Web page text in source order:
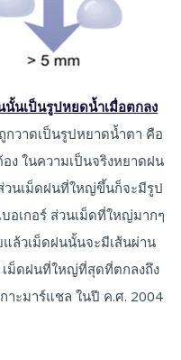
นั้นเป็นรูปหยดน้ำเมื่อตกลง
วาดเป็นรูปหยาดน้ำตา คือ
ในความเป็นจริงหยาดฝน
วนเม็ดฝนที่ใหญ่ขึ้นก็จะมีรูป
อเกอร์ ส่วนเม็ดที่ใหญ่มากๆ
ล้วเม็ดฝนนั้นจะมีเส้นผ่าน
ม็ดฝนที่ใหญ่ที่สุดที่ตกลงถึง
าะมาร์แชล ในปี ค.ศ. 2004